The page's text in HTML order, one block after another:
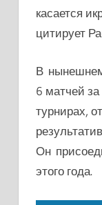
касается
цитирует
В
6 матчей
турнирах,
Он
этого года.